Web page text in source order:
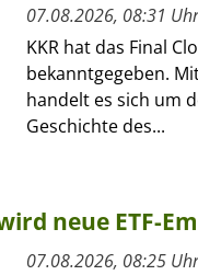
07.08.2026, 08:31 Uhr
KKR hat das Final
bekanntgegeben.
handelt es sich um
Geschichte des...
neue ETF-
07.08.2026, 08:25 Uhr